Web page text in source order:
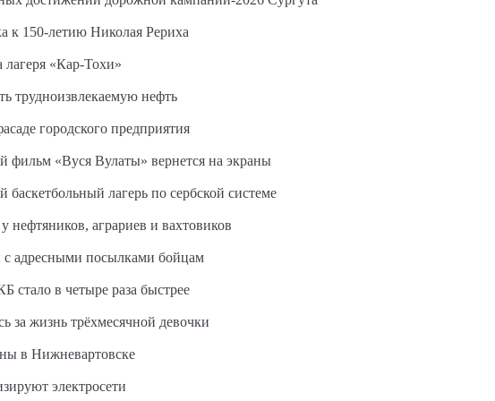
к 150-летию Николая Рериха
лагеря «Кар-Тохи»
трудноизвлекаемую нефть
городского предприятия
«Вуся Вулаты» вернется на экраны
лагерь по сербской системе
аграриев и вахтовиков
адресными посылками бойцам
стало в четыре раза быстрее
за жизнь трёхмесячной девочки
в Нижневартовске
электросети